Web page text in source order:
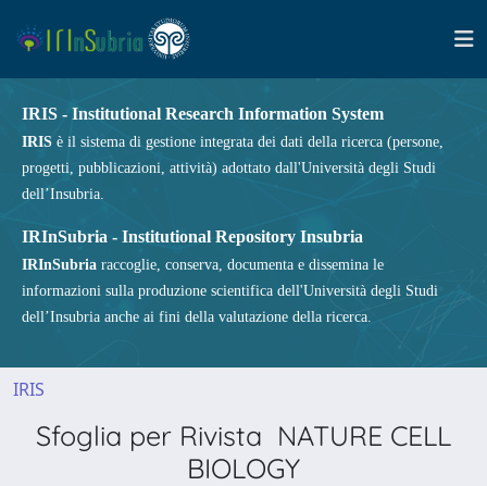
IRIS - Institutional Research Information System
IRIS è il sistema di gestione integrata dei dati della ricerca (persone,
progetti, pubblicazioni, attività) adottato dall'Università degli Studi
dell’Insubria.
IRInSubria - Institutional Repository Insubria
IRInSubria raccoglie, conserva, documenta e dissemina le
informazioni sulla produzione scientifica dell'Università degli Studi
dell’Insubria anche ai fini della valutazione della ricerca.
IRIS
Sfoglia per Rivista NATURE CELL
BIOLOGY